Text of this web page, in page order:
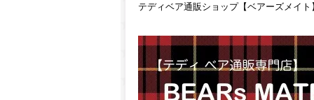
テディベア通販ショップ【ベアーズメイ